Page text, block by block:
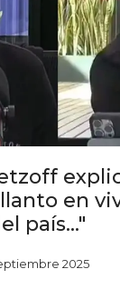
en
país..."
2025